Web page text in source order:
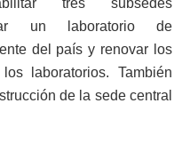
un laboratorio de
del país y renovar los
laboratorios. También
de la sede central